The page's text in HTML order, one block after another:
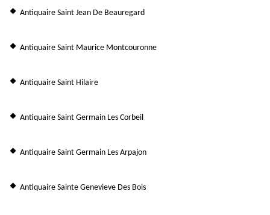
Antiquaire Saint Jean De Beauregard
Antiquaire Saint Maurice Montcouronne
Antiquaire Saint Hilaire
Antiquaire Saint Germain Les Corbeil
Antiquaire Saint Germain Les Arpajon
Antiquaire Sainte Genevieve Des Bois